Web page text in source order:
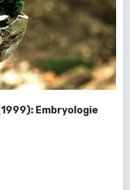
Embryologie